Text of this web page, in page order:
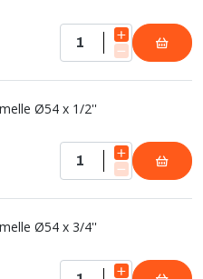
Ø54 x 1/2''
Ø54 x 3/4''